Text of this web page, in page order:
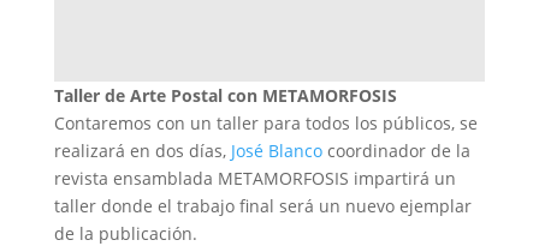
Taller de Arte Postal con METAMORFOSIS
Contaremos con un taller para todos los públicos, se
realizará en dos días, José Blancocoordinador de la
revista ensamblada METAMORFOSIS impartirá un
taller donde el trabajo final será un nuevo ejemplar
de la publicación.